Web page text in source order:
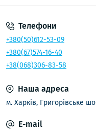
Телефони
+380(50)612-53-09
+380(67)574-16-40
+38(068)306-83-58
Наша адреса
м. Харків, Григорівське
E-mail